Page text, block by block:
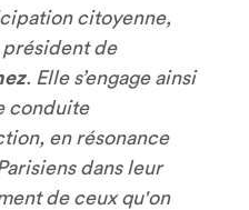
citoyenne,
de
. Elle s’engage ainsi
conduite
en résonance
dans leur
de ceux qu'on